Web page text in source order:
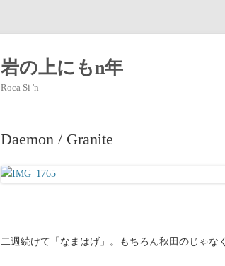
岩の上にもn年
Roca Si 'n
Daemon / Granite
二週続けて「なまはげ」。もちろん秋田のじゃな